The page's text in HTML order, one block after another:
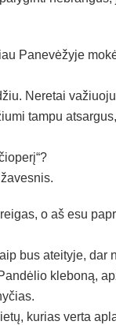
Panevėžyje
Neretai
tampu
o aš esu
bus ateityje, dar
kleboną,
kurias verta